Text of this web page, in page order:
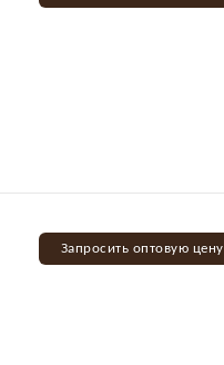
Запросить оптовую цену